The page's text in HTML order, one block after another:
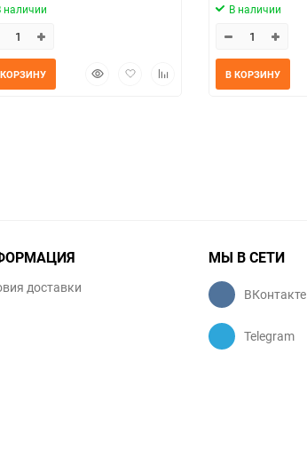
наличии
БыстрыйДобавитьДобавить
В наличии
В КОРЗИНУ
доставки
МЫ В СЕТИ
ВКонтакте
Telegram